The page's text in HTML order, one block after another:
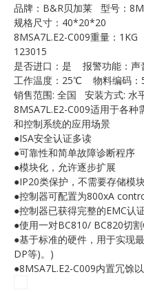
品牌：B&R贝加莱 型号：
规格尺寸：40*20*20
8MSA7L.E2-C009重量：
123015
是否进口：是 报警功能：
工作温度：25℃ 物料编码：
销售范围: 全国 安装方式: 水
8MSA7L.E2-C009适用于各
和控制系统的应用场景
●ISA安全认证多读
●可靠性和简单故障诊断程序
●模块化，允许逐步扩展
●IP20类保护，不需要存储模
●控制器可配置为800xA
●控制器已获得完整的EMC认
●使用一对BC810/ BC820切割
●基于标准的硬件，用于实现
DP等)。)
●8MSA7L.E2-C009内置冗馀